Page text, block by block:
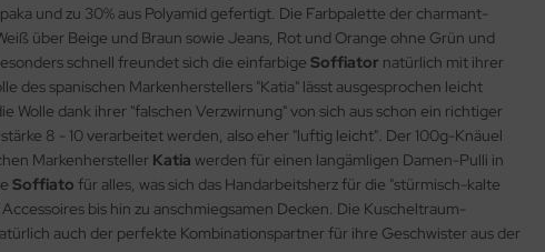
und zu 30% aus Polyamid gefertigt. Die Farbpalette der charmant-
über Beige und Braun sowie Jeans, Rot und Orange ohne Grün und
schnell freundet sich die einfarbige Soffiator natürlich mit ihrer
des spanischen Markenherstellers "Katia" lässt ausgesprochen leicht
dank ihrer "falschen Verzwirnung" von sich aus schon ein richtiger
8 - 10 verarbeitet werden, also eher "luftig leicht". Der 100g-Knäuel
Markenhersteller Katia werden für einen langämligen Damen-Pulli in
Soffiato für alles, was sich das Handarbeitsherz für die "stürmisch-kalte
bis hin zu anschmiegsamen Decken. Die Kuscheltraum-
auch der perfekte Kombinationspartner für ihre Geschwister aus der